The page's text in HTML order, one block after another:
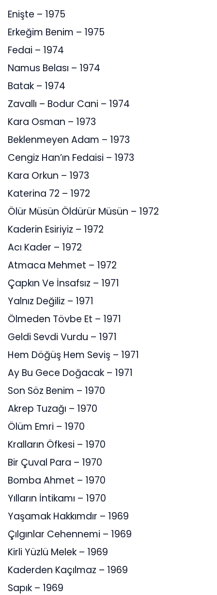
Enişte – 1975
Erkeğim Benim – 1975
Fedai – 1974
Namus Belası – 1974
Batak – 1974
Zavallı – Bodur Cani – 1974
Kara Osman – 1973
Beklenmeyen Adam – 1973
Cengiz Han’ın Fedaisi – 1973
Kara Orkun – 1973
Katerina 72 – 1972
Ölür Müsün Öldürür Müsün – 1972
Kaderin Esiriyiz – 1972
Acı Kader – 1972
Atmaca Mehmet – 1972
Çapkın Ve İnsafsız – 1971
Yalnız Değiliz – 1971
Ölmeden Tövbe Et – 1971
Geldi Sevdi Vurdu – 1971
Hem Döğüş Hem Seviş – 1971
Ay Bu Gece Doğacak – 1971
Son Söz Benim – 1970
Akrep Tuzağı – 1970
Ölüm Emri – 1970
Kralların Öfkesi – 1970
Bir Çuval Para – 1970
Bomba Ahmet – 1970
Yılların İntikamı – 1970
Yaşamak Hakkımdır – 1969
Çılgınlar Cehennemi – 1969
Kirli Yüzlü Melek – 1969
Kaderden Kaçılmaz – 1969
Sapık – 1969